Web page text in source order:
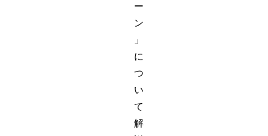
ー
ン
」
に
つ
い
て
解